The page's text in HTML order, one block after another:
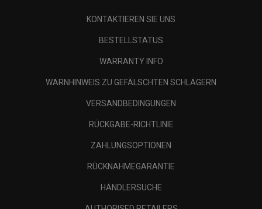
KONTAKTIEREN SIE UNS
BESTELLSTATUS
WARRANTY INFO
WARNHINWEIS ZU GEFÄLSCHTEN SCHLÄGERN
VERSANDBEDINGUNGEN
RÜCKGABE-RICHTLINIE
ZAHLUNGSOPTIONEN
RÜCKNAHMEGARANTIE
HÄNDLERSUCHE